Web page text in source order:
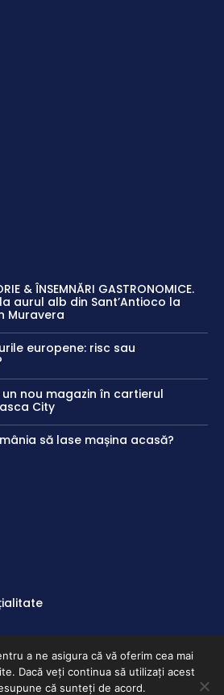
& ÎNSEMNĂRI GASTRONOMICE.
aurul alb din Sant’Antioco la
Muravera
europene: risc sau
nou magazin în cartierul
City
să lase mașina acasă?
@2026
a ne asigura că vă oferim cea mai
Dacă veți continua să utilizați acest
că sunteți de acord.